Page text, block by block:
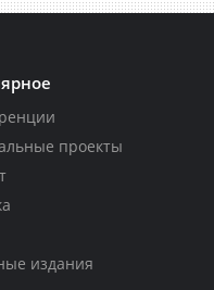
проекты
издания